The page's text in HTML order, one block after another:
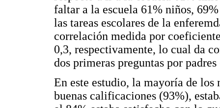
faltar a la escuela 61% niños,
las tareas escolares de la
correlación medida por
0,3, respectivamente, lo cual da
dos primeras preguntas por
En este estudio, la mayoría de los
buenas calificaciones (93%),